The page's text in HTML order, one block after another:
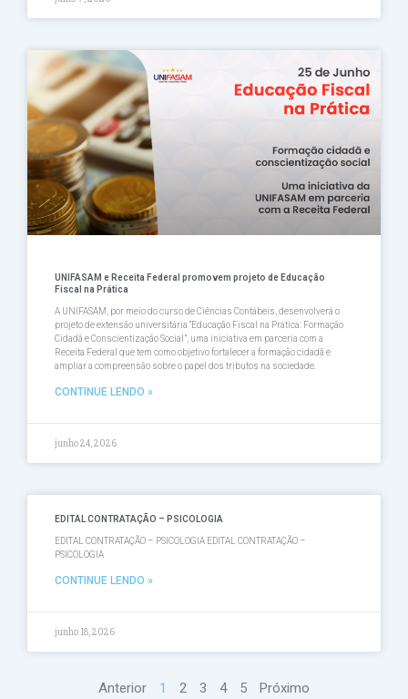
UNIFASAM e Receita Federal promovem projeto de Educação
Fiscal na Prática
A UNIFASAM, por meio do curso de Ciências Contábeis, desenvolverá o
projeto de extensão universitária “Educação Fiscal na Prática: Formação
Cidadã e Conscientização Social”, uma iniciativa em parceria com a
Receita Federal que tem como objetivo fortalecer a formação cidadã e
ampliar a compreensão sobre o papel dos tributos na sociedade.
CONTINUE LENDO »
junho 24, 2026
EDITAL CONTRATAÇÃO – PSICOLOGIA
EDITAL CONTRATAÇÃO – PSICOLOGIA EDITAL CONTRATAÇÃO –
PSICOLOGIA
CONTINUE LENDO »
junho 18, 2026
Anterior 1 2 3 4 5 Próximo